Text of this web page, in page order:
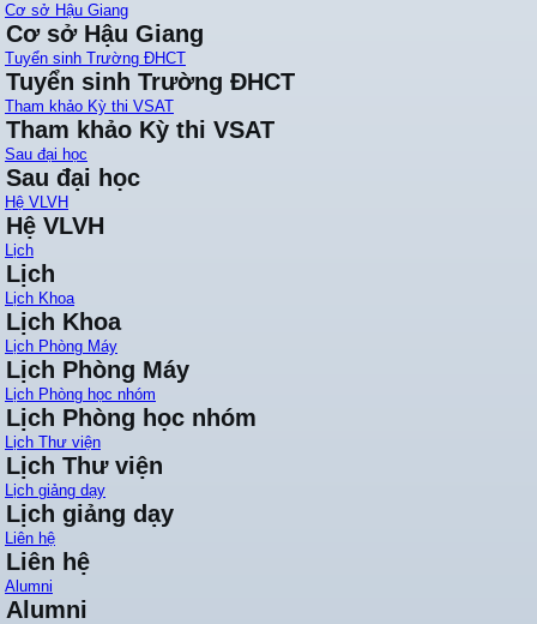
Cơ sở Hậu Giang
Cơ sở Hậu Giang
Tuyển sinh Trường ĐHCT
Tuyển sinh Trường ĐHCT
Tham khảo Kỳ thi VSAT
Tham khảo Kỳ thi VSAT
Sau đại học
Sau đại học
Hệ VLVH
Hệ VLVH
Lịch
Lịch
Lịch Khoa
Lịch Khoa
Lịch Phòng Máy
Lịch Phòng Máy
Lịch Phòng học nhóm
Lịch Phòng học nhóm
Lịch Thư viện
Lịch Thư viện
Lịch giảng dạy
Lịch giảng dạy
Liên hệ
Liên hệ
Alumni
Alumni